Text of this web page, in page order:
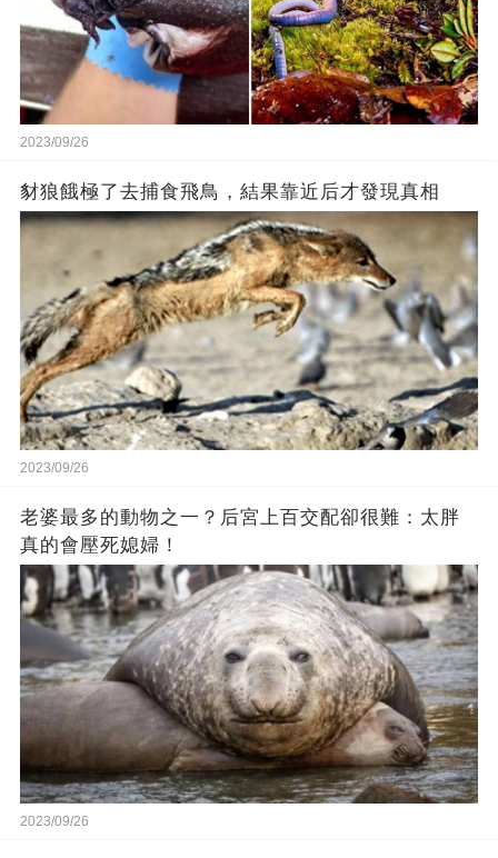
2023/09/26
豺狼餓極了去捕食飛鳥，結果靠近后才發現真相
2023/09/26
老婆最多的動物之一？后宮上百交配卻很難：太胖
真的會壓死媳婦！
2023/09/26